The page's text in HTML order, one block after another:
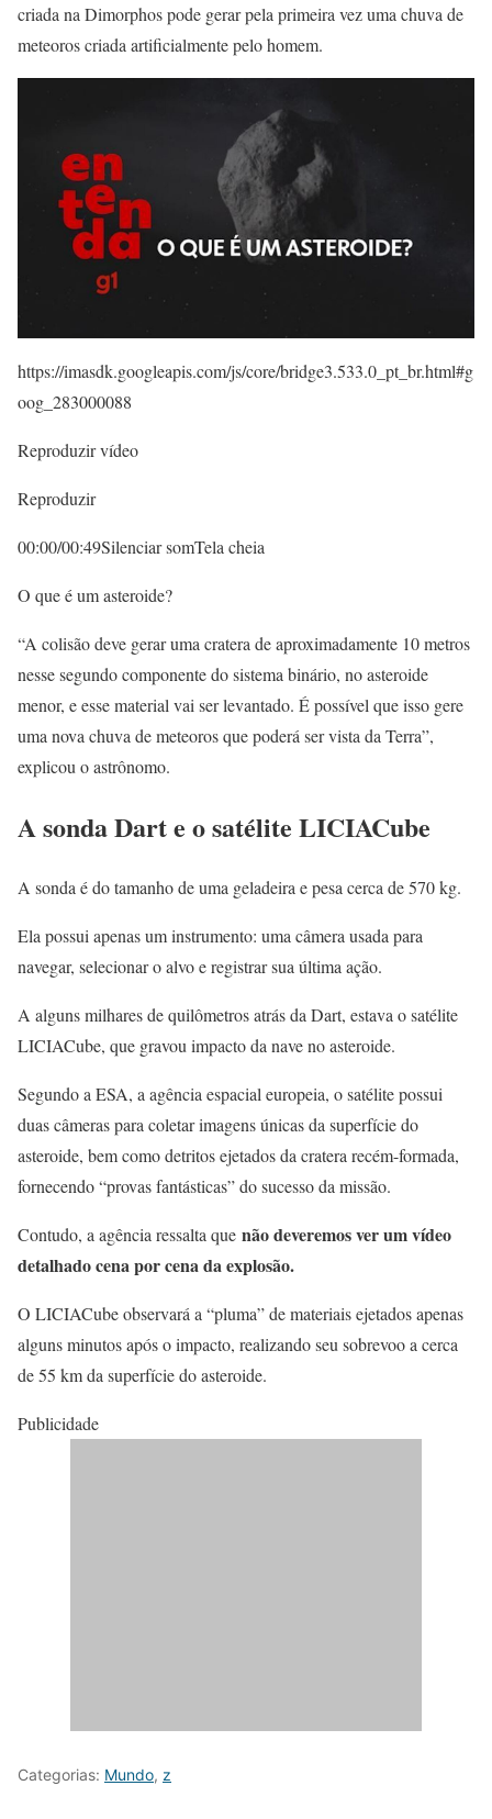
criada na Dimorphos pode gerar pela primeira vez uma chuva de
meteoros criada artificialmente pelo homem.
https://imasdk.googleapis.com/js/core/bridge3.533.0_pt_br.html#g
oog_283000088
Reproduzir vídeo
Reproduzir
00:00/00:49Silenciar somTela cheia
O que é um asteroide?
“A colisão deve gerar uma cratera de aproximadamente 10 metros
nesse segundo componente do sistema binário, no asteroide
menor, e esse material vai ser levantado. É possível que isso gere
uma nova chuva de meteoros que poderá ser vista da Terra”,
explicou o astrônomo.
A sonda Dart e o satélite LICIACube
A sonda é do tamanho de uma geladeira e pesa cerca de 570 kg.
Ela possui apenas um instrumento: uma câmera usada para
navegar, selecionar o alvo e registrar sua última ação.
A alguns milhares de quilômetros atrás da Dart, estava o satélite
LICIACube, que gravou impacto da nave no asteroide.
Segundo a ESA, a agência espacial europeia, o satélite possui
duas câmeras para coletar imagens únicas da superfície do
asteroide, bem como detritos ejetados da cratera recém-formada,
fornecendo “provas fantásticas” do sucesso da missão.
Contudo, a agência ressalta que não deveremos ver um vídeo
detalhado cena por cena da explosão.
O LICIACube observará a “pluma” de materiais ejetados apenas
alguns minutos após o impacto, realizando seu sobrevoo a cerca
de 55 km da superfície do asteroide.
Publicidade
Categorias: Mundo, z